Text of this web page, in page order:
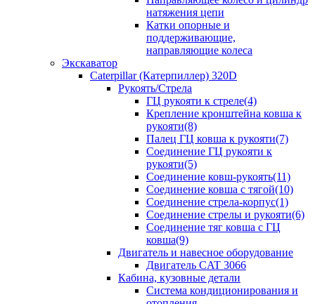
натяжения цепи
Катки опорные и
поддерживающие,
направляющие колеса
Экскаватор
Caterpillar (Катерпиллер) 320D
Рукоять/Стрела
ГЦ рукояти к стреле(4)
Крепление кронштейна ковша к
рукояти(8)
Палец ГЦ ковша к рукояти(7)
Соединение ГЦ рукояти к
рукояти(5)
Соединение ковш-рукоять(11)
Соединение ковша с тягой(10)
Соединение стрела-корпус(1)
Соединение стрелы и рукояти(6)
Соединение тяг ковша с ГЦ
ковша(9)
Двигатель и навесное оборудование
Двигатель CAT 3066
Кабина, кузовные детали
Система кондиционирования и